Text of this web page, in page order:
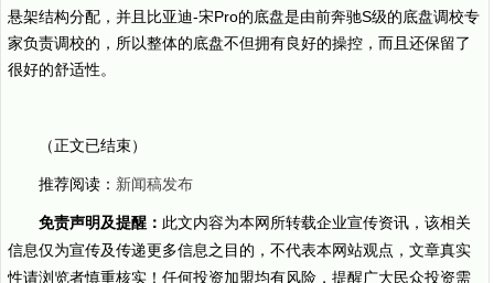
悬架结构分配，并且比亚迪-宋Pro的底盘是由前奔驰S级的底盘调校专
家负责调校的，所以整体的底盘不但拥有良好的操控，而且还保留了
很好的舒适性。
（正文已结束）
推荐阅读： 新闻稿发布
免责声明及提醒： 此文内容为本网所转载企业宣传资讯，该相关
信息仅为宣传及传递更多信息之目的，不代表本网站观点，文章真实
性请浏览者慎重核实！任何投资加盟均有风险，提醒广大民众投资需